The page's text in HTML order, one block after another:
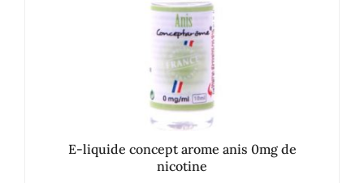
E-liquide concept arome anis 0mg de
nicotine